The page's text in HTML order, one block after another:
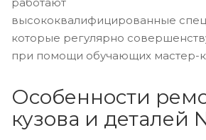
высококвалифицированные
которые регулярно
при помощи обучающих мастер-
Особенности
кузова и деталей